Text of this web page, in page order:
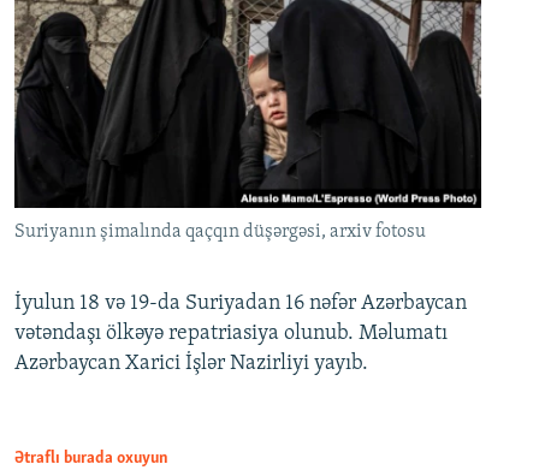
Suriyanın şimalında qaçqın düşərgəsi, arxiv fotosu
İyulun 18 və 19-da Suriyadan 16 nəfər Azərbaycan
vətəndaşı ölkəyə repatriasiya olunub. Məlumatı
Azərbaycan Xarici İşlər Nazirliyi yayıb.
Ətraflı burada oxuyun